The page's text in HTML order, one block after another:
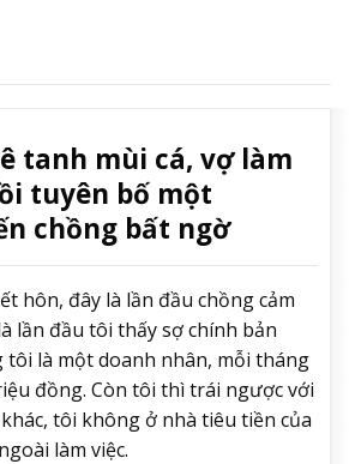
tanh mùi cá, vợ làm
tuyên bố một
chồng bất ngờ
hôn, đây là lần đầu chồng cảm
lần đầu tôi thấy sợ chính bản
tôi là một doanh nhân, mỗi tháng
đồng. Còn tôi thì trái ngược với
tôi không ở nhà tiêu tiền của
làm việc.